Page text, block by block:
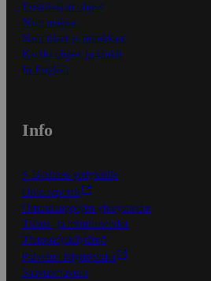
Ensitilaajan ohjeet
Näin maksat
Näin tilaat ja muokkaat
Kaikki ohjeet ja vinkit
In English
Info
S-Business yrityksille
Oiva-raportit
Osuuskauppojen yhteystiedot
Tilaus- ja toimitusehdot
Tietosuojakäytäntö
Palvelun käyttöehdot
Saavutettavuus